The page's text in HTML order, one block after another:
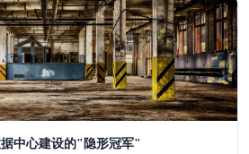
中心建设的"隐形冠军"